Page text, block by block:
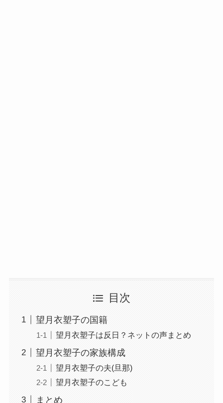
目次
望月衣塑子の国籍
望月衣塑子は反日？ネットの声まとめ
望月衣塑子の家族構成
望月衣塑子の夫(旦那)
望月衣塑子のこども
まとめ